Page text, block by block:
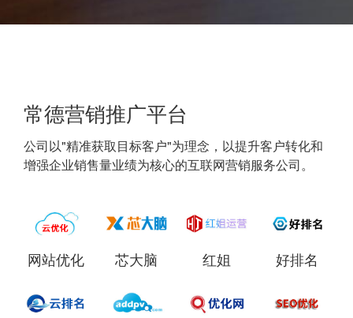
常德营销推广平台
公司以"精准获取目标客户"为理念，以提升客户转化和
增强企业销售量业绩为核心的互联网营销服务公司。
网站优化 芯大脑 红姐 好排名